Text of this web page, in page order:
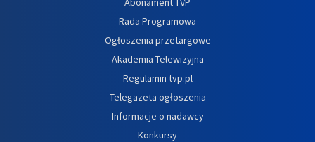
Rada Programowa
Ogłoszenia przetargowe
Akademia Telewizyjna
Regulamin tvp.pl
Telegazeta ogłoszenia
Informacje o nadawcy
Konkursy